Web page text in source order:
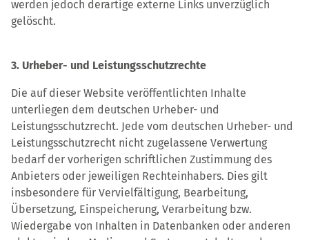
werden jedoch derartige externe Links unverzüglich
gelöscht.
3. Urheber- und Leistungsschutzrechte
Die auf dieser Website veröffentlichten Inhalte
unterliegen dem deutschen Urheber- und
Leistungsschutzrecht. Jede vom deutschen Urheber- und
Leistungsschutzrecht nicht zugelassene Verwertung
bedarf der vorherigen schriftlichen Zustimmung des
Anbieters oder jeweiligen Rechteinhabers. Dies gilt
insbesondere für Vervielfältigung, Bearbeitung,
Übersetzung, Einspeicherung, Verarbeitung bzw.
Wiedergabe von Inhalten in Datenbanken oder anderen